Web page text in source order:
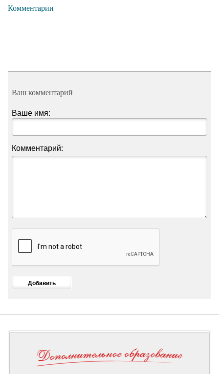
Комментарии
Ваш комментарий
Ваше имя:
Комментарий: